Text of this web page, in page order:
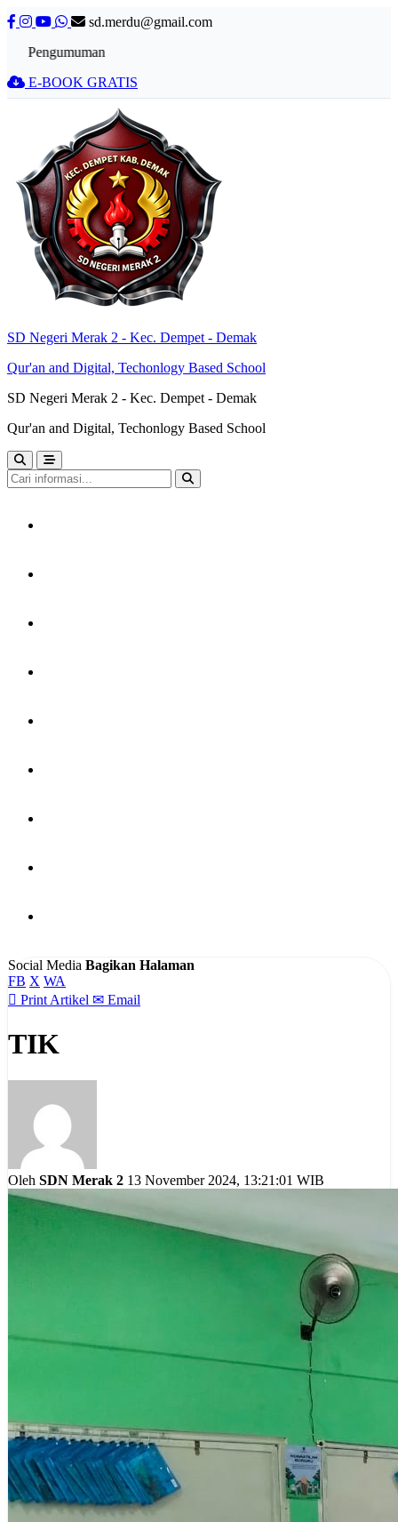
sd.merdu@gmail.com
Pengumuman
E-BOOK GRATIS
SD Negeri Merak 2 - Kec. Dempet - Demak
Qur'an and Digital, Techonlogy Based School
SD Negeri Merak 2 - Kec. Dempet - Demak
Qur'an and Digital, Techonlogy Based School
Social Media Bagikan Halaman
FB X WA
 Print Artikel ✉ Email
TIK
Oleh SDN Merak 2 13 November 2024, 13:21:01 WIB